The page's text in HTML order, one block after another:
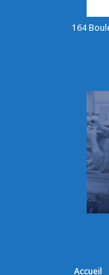
164
Accueil